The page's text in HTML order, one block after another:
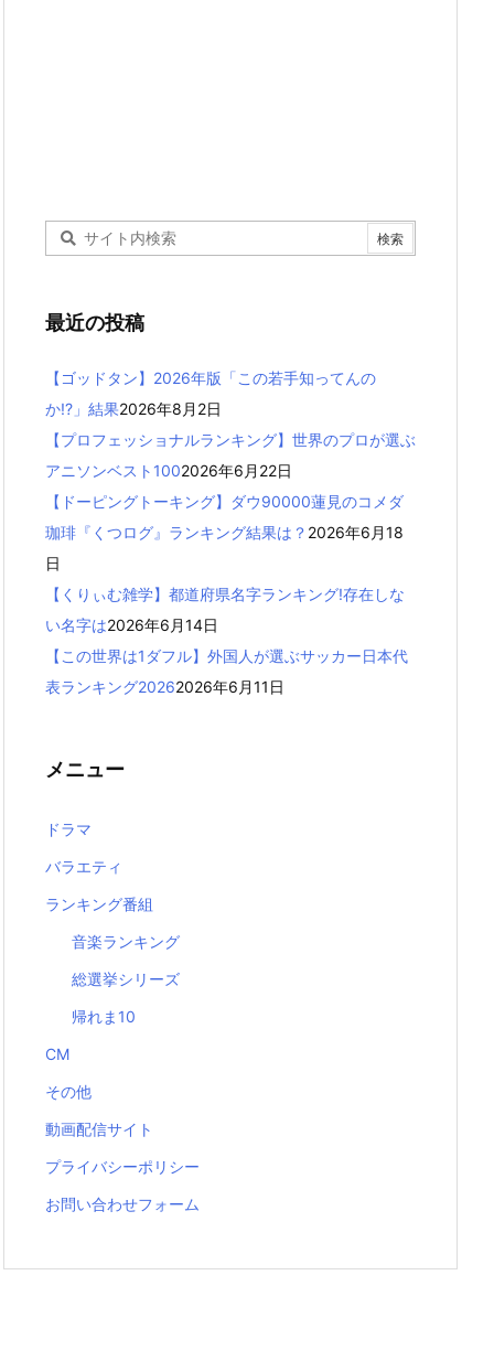
最近の投稿
【ゴッドタン】2026年版「この若手知ってんの
か!?」結果2026年8月2日
【プロフェッショナルランキング】世界のプロが選ぶ
アニソンベスト1002026年6月22日
【ドーピングトーキング】ダウ90000蓮見のコメダ
珈琲『くつログ』ランキング結果は？ 2026年6月18
日
【くりぃむ雑学】都道府県名字ランキング!存在しな
い名字は2026年6月14日
【この世界は1ダフル】外国人が選ぶサッカー日本代
表ランキング20262026年6月11日
メニュー
ドラマ
バラエティ
ランキング番組
音楽ランキング
総選挙シリーズ
帰れま10
CM
その他
動画配信サイト
プライバシーポリシー
お問い合わせフォーム